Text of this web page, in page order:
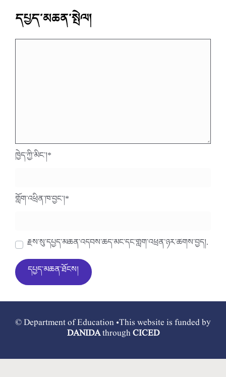
དཔྱད་མཆན་སྤེལ།
ཁྱེད་ཀྱི་མིང་།*
གློག་འཕྲིན་ཁ་བྱང་།*
རྗེས་སུ་དཔྱད་མཆན་འདེབས་ཆེད་མིང་དང་གློག་འཕྲིན་ཉར་ཚགས་བྱེད།.
© Department of Education •This website is funded by
DANIDAthroughCICED